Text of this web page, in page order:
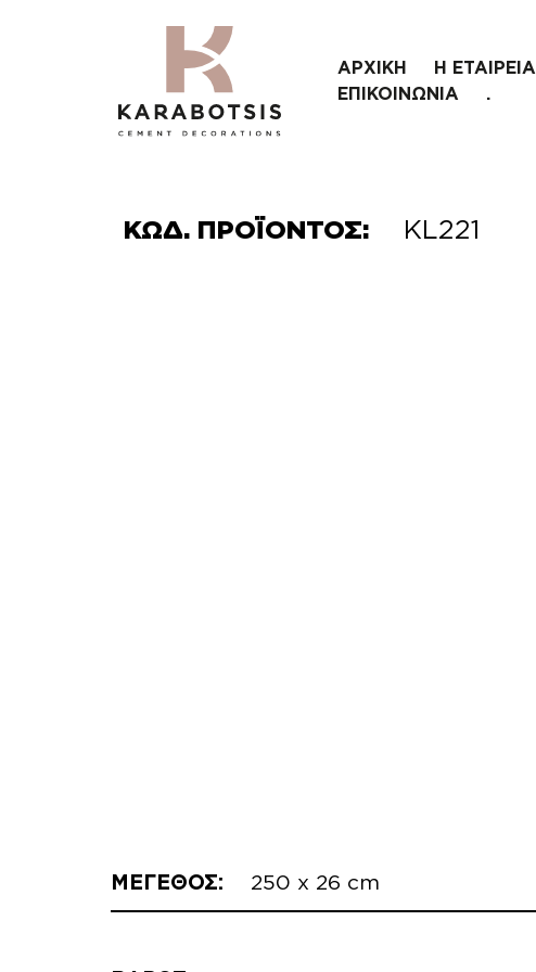
ΑΡΧΙΚΗ Η ΕΤΑΙΡΕΙΑ
ΕΠΙΚΟΙΝΩΝΙΑ
.
ΚΩΔ. ΠΡΟΪΟΝΤΟΣ: KL221
ΜΕΓΕΘΟΣ: 250 x 26 cm